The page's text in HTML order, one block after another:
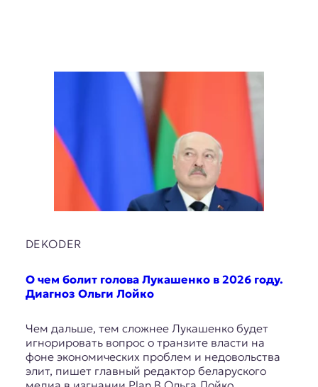
DEKODER
О чем болит голова Лукашенко в 2026 году.
Диагноз Ольги Лойко
Чем дальше, тем сложнее Лукашенко будет
игнорировать вопрос о транзите власти на
фоне экономических проблем и недовольства
элит, пишет главный редактор беларуского